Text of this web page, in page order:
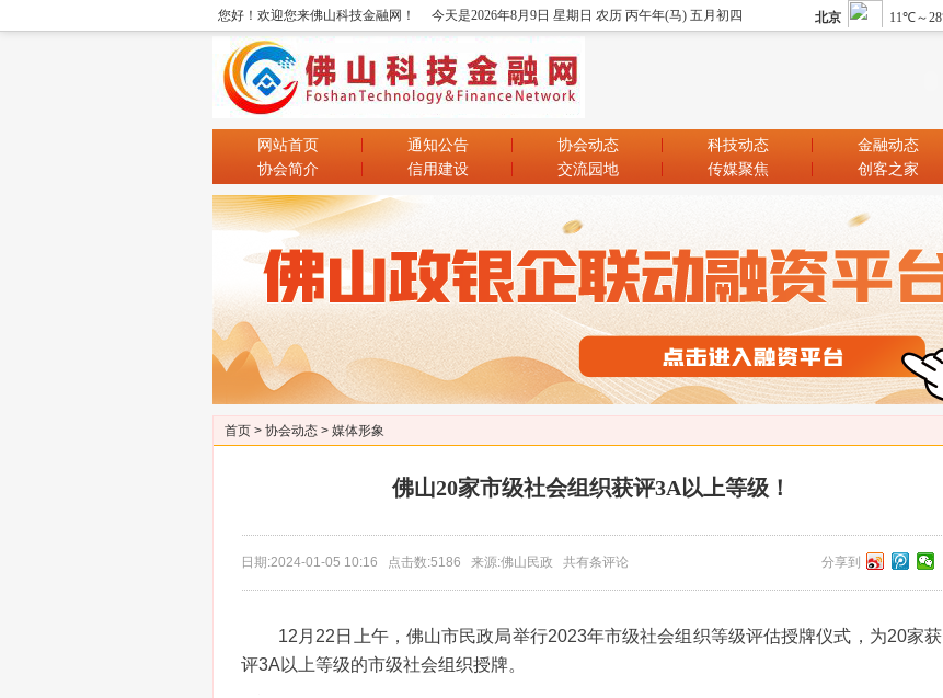
您好！欢迎您来佛山科技金融网！ 今天是2026年8月9日 星期日 农历 丙午年(马) 五月初四
网站首页 通知公告 协会动态 科技动态 金融动态
协会简介
信用建设 交流园地 传媒聚焦 创客之家
首页 > 协会动态 > 媒体形象
佛山20家市级社会组织获评3A以上等级！
日期:2024-01-05 10:16 点击数:5186 来源:佛山民政 共有条评论 分享到
12月22日上午，佛山市民政局举行2023年市级社会组织等级评估授牌仪式，为20家获
评3A以上等级的市级社会组织授牌。